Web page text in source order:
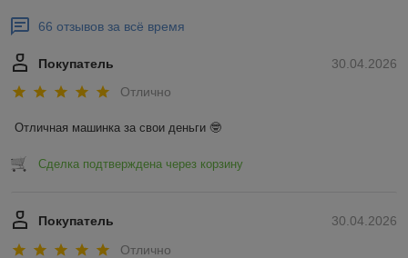
66 отзывов за всё время
30.04.2026
Покупатель
Отлично
Отличная машинка за свои деньги 🤓
Сделка подтверждена через корзину
30.04.2026
Покупатель
Отлично